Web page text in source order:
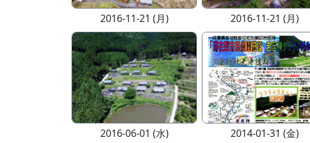
2016-11-21 (月) 2016-11-21 (月)
2016-06-01 (水) 2014-01-31 (金)